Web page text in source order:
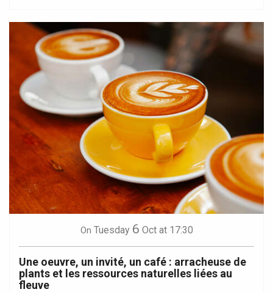
On Tuesday 6 Oct at 17:30
Une oeuvre, un invité, un café : arracheuse de
plants et les ressources naturelles liées au
fleuve